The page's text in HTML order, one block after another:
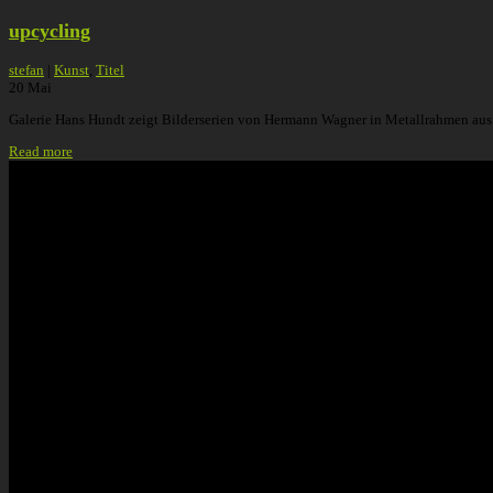
upcycling
stefan | Kunst, Titel
20 Mai
Galerie Hans Hundt zeigt Bilderserien von Hermann Wagner in Metallrahmen
Read more